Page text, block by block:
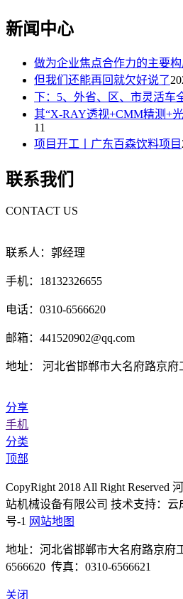
新闻中心
做为企业焦点合作力的主要构
但我们还能再回就欠好说了
下：5、外省、区、市灵活车
其“X-RAY透视+CMM精测+
11
项目开工丨广东百森饮料项目
联系我们
CONTACT US
联系人：郭经理
手机：18132326655
电话：0310-6566620
邮箱：441520902@qq.com
地址： 河北省邯郸市大名府路京府
分享
手机
分类
顶部
CopyRight 2018 All Right Reserved
站机械设备有限公司 技术支持：云
号-1 网站地图
地址：河北省邯郸市大名府路京府
6566620 传真：0310-6566621
关闭